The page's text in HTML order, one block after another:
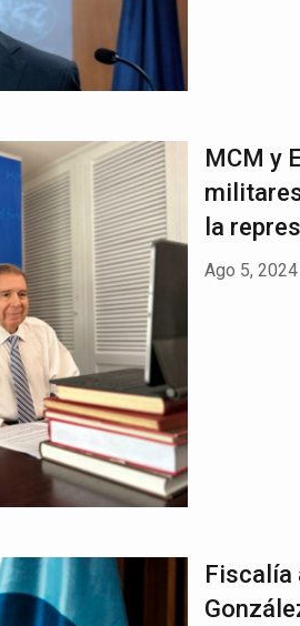
MCM y
la
Ago 5, 2024
Fiscalía